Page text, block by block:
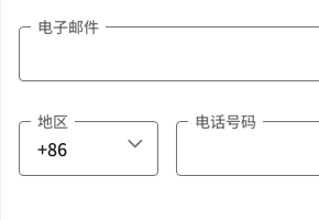
电子邮件
地区 电话号码